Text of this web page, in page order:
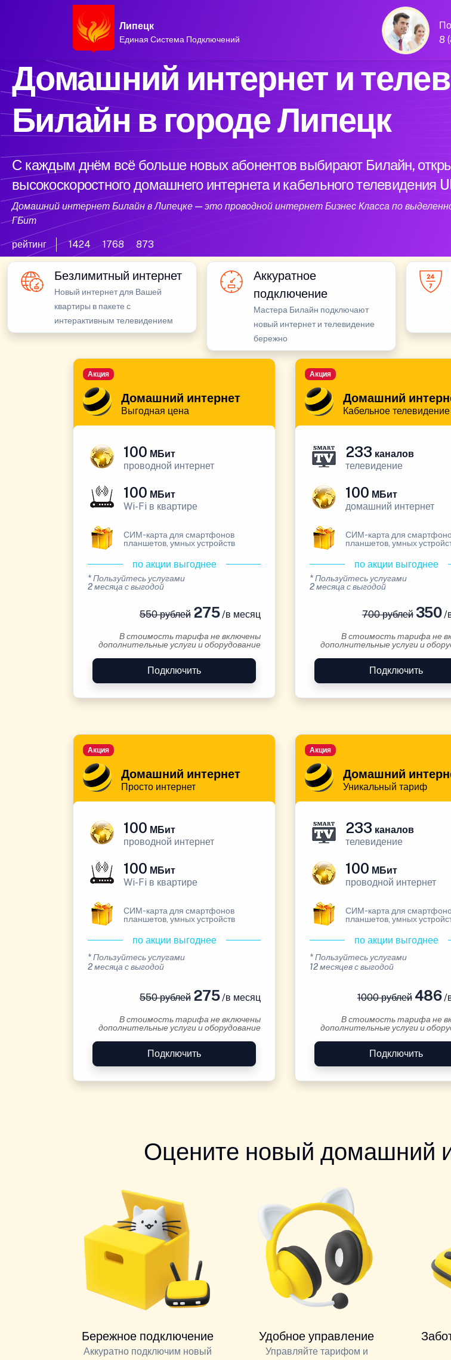
Липецк
Единая Система Подключений
8
Домашний интернет и
Билайн в городе Липецк
С каждым днём всё больше новых абонентов выбирают Билайн,
высокоскоростного домашнего интернета и кабельного телевидения
Домашний интернет Билайн в Липецке — это проводной интернет Бизнес Класса по
ГБит
рейтинг 1424 1768 873
Безлимитный интернет
Новый интернет для Вашей
квартиры в пакете с
интерактивным телевидением
Аккуратное
подключение
Мастера Билайн подключают
новый интернет и телевидение
бережно
Домашний интернет
Выгодная цена
Акция
100 МБит
проводной интернет
100 МБит
Wi-Fi в квартире
СИМ-карта для смартфонов
планшетов, умных устройств
по акции выгоднее
* Пользуйтесь услугами
2 месяца с выгодой
550 рублей275/в месяц
В стоимость тарифа не включены
дополнительные услуги и оборудование
Подключить
Домашний
Кабельное телевидение
Акция
233 каналов
телевидение
100 МБит
домашний интернет
СИМ-карта для
планшетов, умных
по акции выгоднее
* Пользуйтесь услугами
2 месяца с выгодой
700 рублей350/
В стоимость тарифа не
дополнительные услуги и
Подключить
Домашний интернет
Просто интернет
Акция
100 МБит
проводной интернет
100 МБит
Wi-Fi в квартире
СИМ-карта для смартфонов
планшетов, умных устройств
по акции выгоднее
* Пользуйтесь услугами
2 месяца с выгодой
550 рублей275/в месяц
В стоимость тарифа не включены
дополнительные услуги и оборудование
Подключить
Домашний
Уникальный тариф
Акция
233 каналов
телевидение
100 МБит
проводной интернет
СИМ-карта для
планшетов, умных
по акции выгоднее
* Пользуйтесь услугами
12 месяцев с выгодой
1000 рублей486/
В стоимость тарифа не
дополнительные услуги и
Подключить
Оцените новый домашний
Бережное подключение
Аккуратно подключим новый
Удобное управление
Управляйте тарифом и